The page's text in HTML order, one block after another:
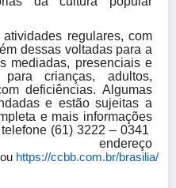
regulares, com
dessas voltadas para a
mediadas, presenciais e
crianças, adultos,
deficiências. Algumas
e estão sujeitas a
e mais informações
(61) 3222 – 0341
https://ccbb.com.br/brasilia/